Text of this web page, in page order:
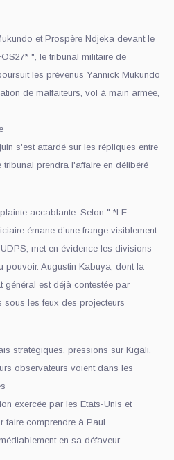
et Prospère Ndjeka devant le
", le tribunal militaire de
les prévenus Yannick Mukundo
de malfaiteurs, vol à main armée,
s'est attardé sur les répliques entre
prendra l'affaire en délibéré
accablante. Selon " *LE
émane d’une frange visiblement
met en évidence les divisions
pouvoir. Augustin Kabuya, dont la
général est déjà contestée par
sous les feux des projecteurs
stratégiques, pressions sur Kigali,
observateurs voient dans les
exercée par les Etats-Unis et
faire comprendre à Paul
en sa défaveur.